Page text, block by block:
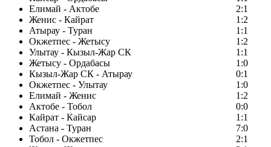
Елимай - Актобе
2:1
Женис - Кайрат
1:2
Атырау - Туран
1:1
Окжетпес - Жетысу
1:2
Улытау - Кызыл-Жар СК
1:1
Жетысу - Ордабасы
1:0
Кызыл-Жар СК - Атырау
0:1
Окжетпес - Улытау
1:0
Елимай - Женис
1:2
Актобе - Тобол
0:0
Кайрат - Кайсар
1:1
Астана - Туран
7:0
Тобол - Окжетпес
2:1